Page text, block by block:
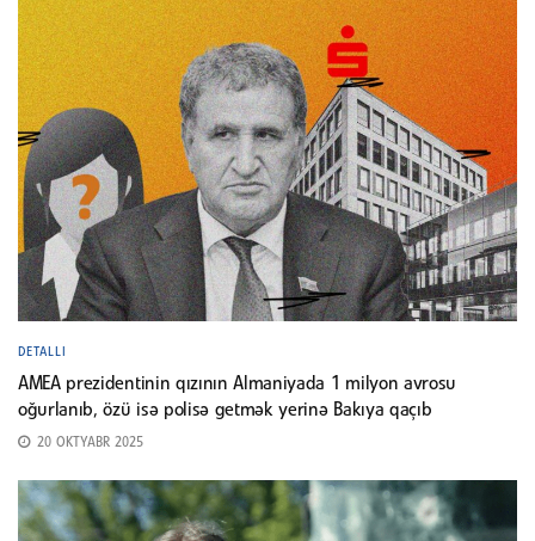
DETALLI
AMEA prezidentinin qızının Almaniyada 1 milyon avrosu
oğurlanıb, özü isə polisə getmək yerinə Bakıya qaçıb
20 OKTYABR 2025